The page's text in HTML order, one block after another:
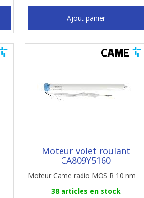
Ajout panier
Moteur volet roulant
CA809Y5160
Moteur Came radio MOS R 10 nm
38 articles en stock